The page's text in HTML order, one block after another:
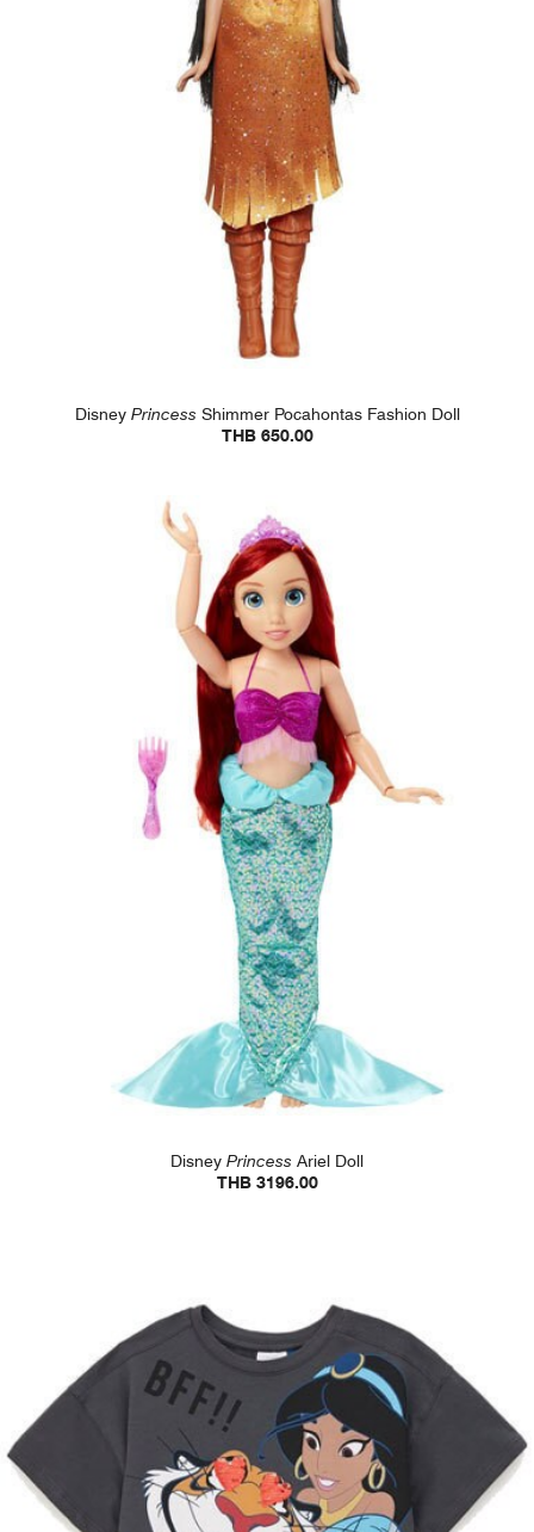
DisneyPrincess Shimmer Pocahontas Fashion Doll
THB 650.00
DisneyPrincess Ariel Doll
THB 3196.00